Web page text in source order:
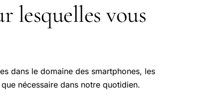
lesquelles vous
dans le domaine des smartphones, les
nécessaire dans notre quotidien.